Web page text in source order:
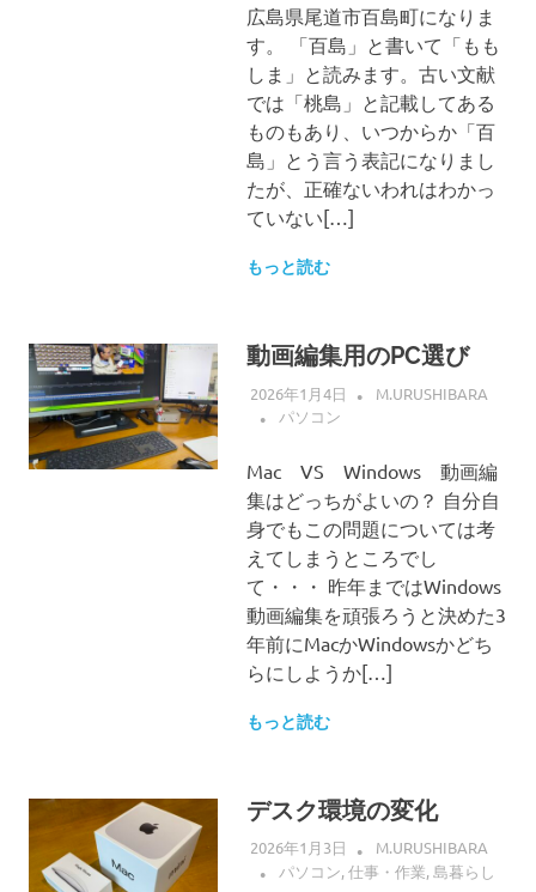
広島県尾道市百島町になりま
す。 「百島」と書いて「もも
しま」と読みます。古い文献
では「桃島」と記載してある
ものもあり、いつからか「百
島」とう言う表記になりまし
たが、正確ないわれはわかっ
ていない[…]
もっと読む
動画編集用のPC選び
2026年1月4日
M.URUSHIBARA
パソコン
Mac VS Windows 動画編
集はどっちがよいの？ 自分自
身でもこの問題については考
えてしまうところでし
て・・・ 昨年まではWindows
動画編集を頑張ろうと決めた3
年前にMacかWindowsかどち
らにしようか[…]
もっと読む
デスク環境の変化
2026年1月3日
M.URUSHIBARA
パソコン,仕事・作業,島暮らし